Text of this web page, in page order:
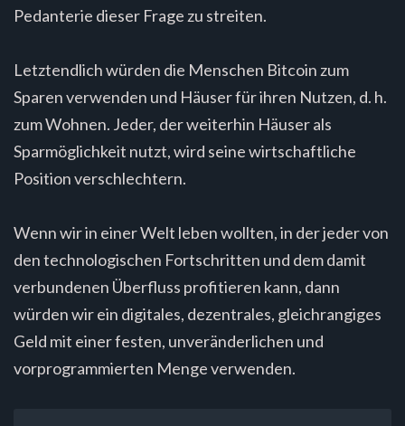
Pedanterie dieser Frage zu streiten.
Letztendlich würden die Menschen Bitcoin zum
Sparen verwenden und Häuser für ihren Nutzen, d. h.
zum Wohnen. Jeder, der weiterhin Häuser als
Sparmöglichkeit nutzt, wird seine wirtschaftliche
Position verschlechtern.
Wenn wir in einer Welt leben wollten, in der jeder von
den technologischen Fortschritten und dem damit
verbundenen Überfluss profitieren kann, dann
würden wir ein digitales, dezentrales, gleichrangiges
Geld mit einer festen, unveränderlichen und
vorprogrammierten Menge verwenden.